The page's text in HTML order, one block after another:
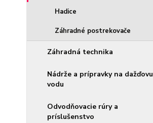
Hadice
Záhradné postrekovače
Záhradná technika
Nádrže a prípravky na dažďovu
vodu
Odvodňovacie rúry a
príslušenstvo